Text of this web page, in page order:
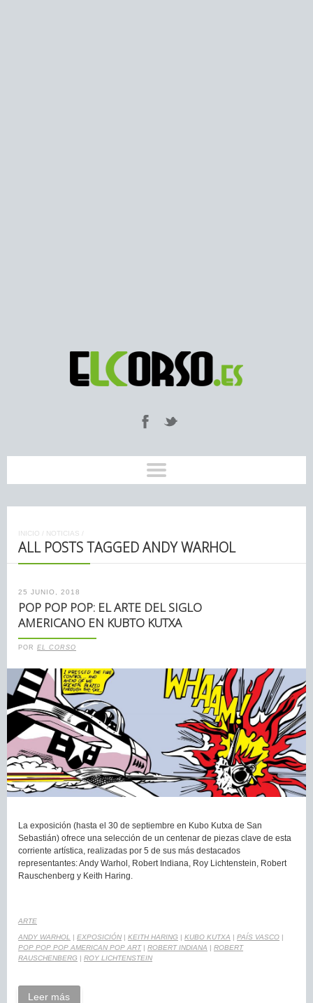
INICIO / NOTICIAS /
ALL POSTS TAGGED ANDY WARHOL
25 JUNIO, 2018
POP POP POP: EL ARTE DEL SIGLO
AMERICANO EN KUBTO KUTXA
POR EL CORSO
La exposición (hasta el 30 de septiembre en Kubo Kutxa de San
Sebastián) ofrece una selección de un centenar de piezas clave de esta
corriente artística, realizadas por 5 de sus más destacados
representantes: Andy Warhol, Robert Indiana, Roy Lichtenstein, Robert
Rauschenberg y Keith Haring.
ARTE
ANDY WARHOL | EXPOSICIÓN | KEITH HARING | KUBO KUTXA | PAÍS VASCO |
POP POP POP AMERICAN POP ART| ROBERT INDIANA | ROBERT
RAUSCHENBERG | ROY LICHTENSTEIN
Leer más